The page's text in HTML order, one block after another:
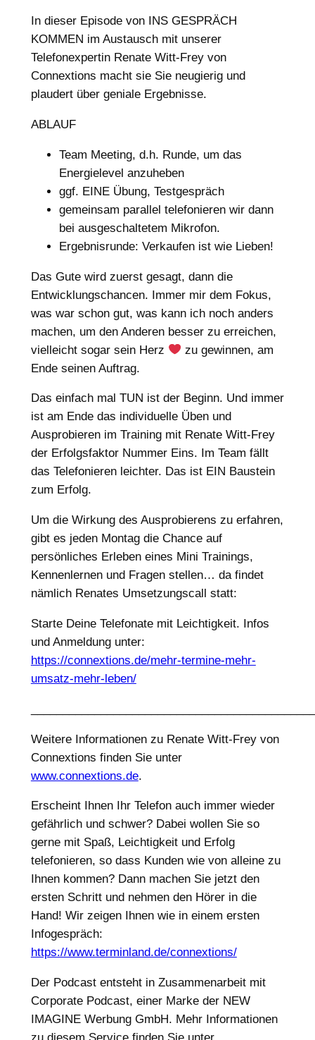
In dieser Episode von INS GESPRÄCH
KOMMEN im Austausch mit unserer
Telefonexpertin Renate Witt-Frey von
Connextions macht sie Sie neugierig und
plaudert über geniale Ergebnisse.
ABLAUF
Team Meeting, d.h. Runde, um das
Energielevel anzuheben
ggf. EINE Übung, Testgespräch
gemeinsam parallel telefonieren wir dann
bei ausgeschaltetem Mikrofon.
Ergebnisrunde: Verkaufen ist wie Lieben!
Das Gute wird zuerst gesagt, dann die
Entwicklungschancen. Immer mir dem Fokus,
was war schon gut, was kann ich noch anders
machen, um den Anderen besser zu erreichen,
vielleicht sogar sein Herz
zu gewinnen, am
Ende seinen Auftrag.
Das einfach mal TUN ist der Beginn. Und immer
ist am Ende das individuelle Üben und
Ausprobieren im Training mit Renate Witt-Frey
der Erfolgsfaktor Nummer Eins. Im Team fällt
das Telefonieren leichter. Das ist EIN Baustein
zum Erfolg.
Um die Wirkung des Ausprobierens zu erfahren,
gibt es jeden Montag die Chance auf
persönliches Erleben eines Mini Trainings,
Kennenlernen und Fragen stellen… da findet
nämlich Renates Umsetzungscall statt:
Starte Deine Telefonate mit Leichtigkeit. Infos
und Anmeldung unter:
https://connextions.de/mehr-termine-mehr-
umsatz-mehr-leben/
Weitere Informationen zu Renate Witt-Frey von
Connextions finden Sie unter
www.connextions.de.
Erscheint Ihnen Ihr Telefon auch immer wieder
gefährlich und schwer? Dabei wollen Sie so
gerne mit Spaß, Leichtigkeit und Erfolg
telefonieren, so dass Kunden wie von alleine zu
Ihnen kommen? Dann machen Sie jetzt den
ersten Schritt und nehmen den Hörer in die
Hand! Wir zeigen Ihnen wie in einem ersten
Infogespräch:
https://www.terminland.de/connextions/
Der Podcast entsteht in Zusammenarbeit mit
Corporate Podcast, einer Marke der NEW
IMAGINE Werbung GmbH. Mehr Informationen